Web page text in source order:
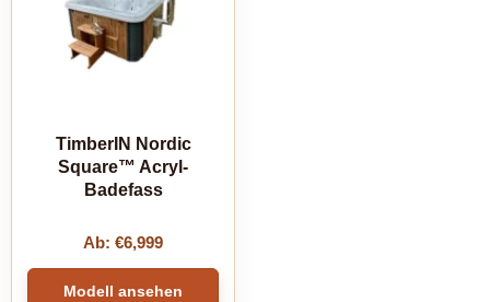
TimberIN Nordic
Square™ Acryl-
Badefass
Ab: €6,999
Modell ansehen